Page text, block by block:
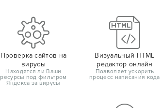
Проверка сайтов на
вирусы
Находятся ли Ваши
ресурсы под фильтром
Яндекса за вирусы
Визуальный HTML
редактор онлайн
Позволяет ускорить
процесс написания кода